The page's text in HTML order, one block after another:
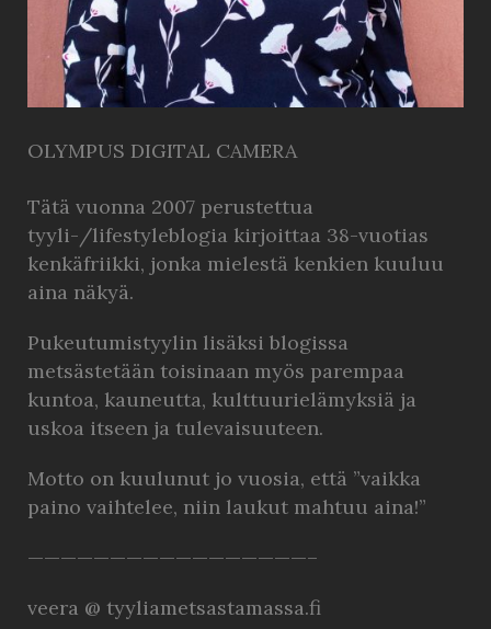
OLYMPUS DIGITAL CAMERA
Tätä vuonna 2007 perustettua
tyyli-/lifestyleblogia kirjoittaa 38-vuotias
kenkäfriikki, jonka mielestä kenkien kuuluu
aina näkyä.
Pukeutumistyylin lisäksi blogissa
metsästetään toisinaan myös parempaa
kuntoa, kauneutta, kulttuurielämyksiä ja
uskoa itseen ja tulevaisuuteen.
Motto on kuulunut jo vuosia, että ”vaikka
paino vaihtelee, niin laukut mahtuu aina!”
—————————————————–
veera @ tyyliametsastamassa.fi